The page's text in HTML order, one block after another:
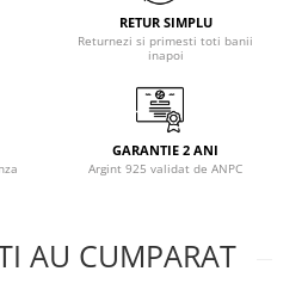
RETUR SIMPLU
Returnezi si primesti toti banii
inapoi
GARANTIE 2 ANI
Argint 925 validat de ANPC
AU CUMPARAT